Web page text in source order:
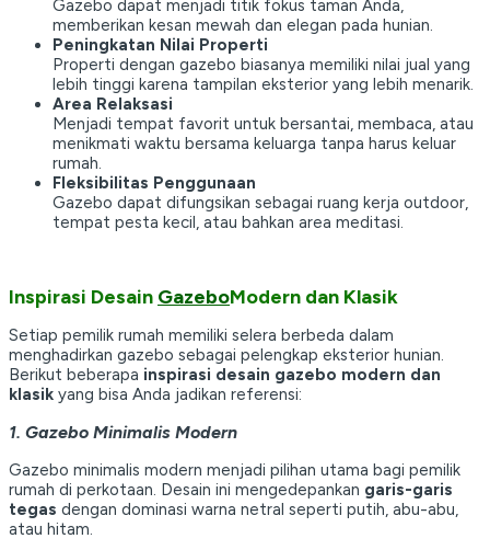
Gazebo dapat menjadi titik fokus taman Anda,
memberikan kesan mewah dan elegan pada hunian.
Peningkatan Nilai Properti
Properti dengan gazebo biasanya memiliki nilai jual yang
lebih tinggi karena tampilan eksterior yang lebih menarik.
Area Relaksasi
Menjadi tempat favorit untuk bersantai, membaca, atau
menikmati waktu bersama keluarga tanpa harus keluar
rumah.
Fleksibilitas Penggunaan
Gazebo dapat difungsikan sebagai ruang kerja outdoor,
tempat pesta kecil, atau bahkan area meditasi.
Inspirasi Desain GazeboModern dan Klasik
Setiap pemilik rumah memiliki selera berbeda dalam
menghadirkan gazebo sebagai pelengkap eksterior hunian.
Berikut beberapa inspirasi desain gazebo modern dan
klasik yang bisa Anda jadikan referensi:
1. Gazebo Minimalis Modern
Gazebo minimalis modern menjadi pilihan utama bagi pemilik
rumah di perkotaan. Desain ini mengedepankan garis-garis
tegas dengan dominasi warna netral seperti putih, abu-abu,
atau hitam.